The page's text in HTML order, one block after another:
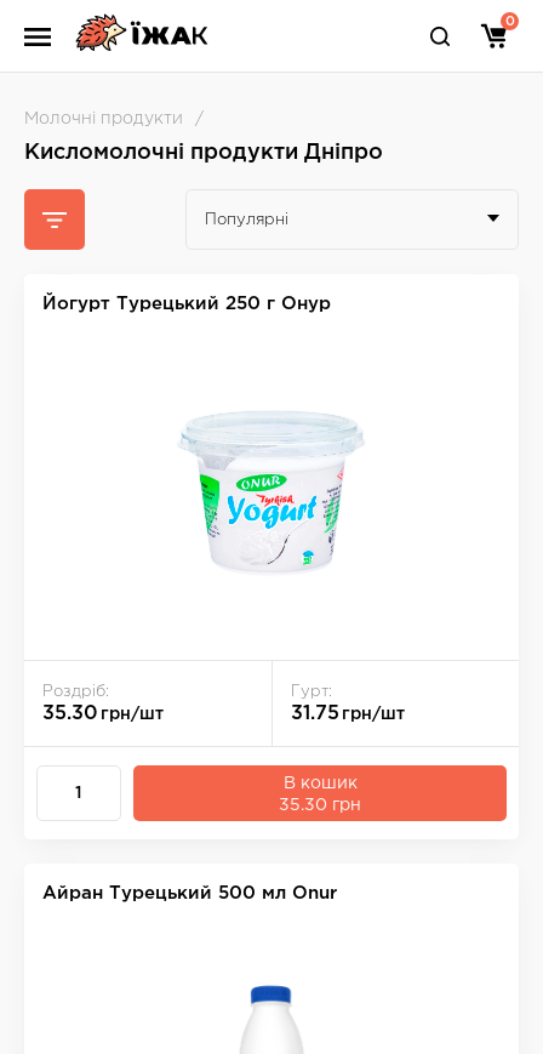
0
Молочні продукти
Кисломолочні продукти Дніпро
Популярні
Йогурт Турецький 250 г Онур
Роздріб:
35.30 грн/шт
Гурт:
31.75 грн/шт
В кошик
35.30 грн
Айран Турецький 500 мл Onur